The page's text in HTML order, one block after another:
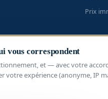
Prix
vous correspondent
et — avec votre
votre expérience (anonyme, IP